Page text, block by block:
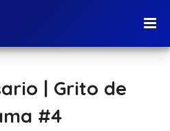
| Grito de
#4